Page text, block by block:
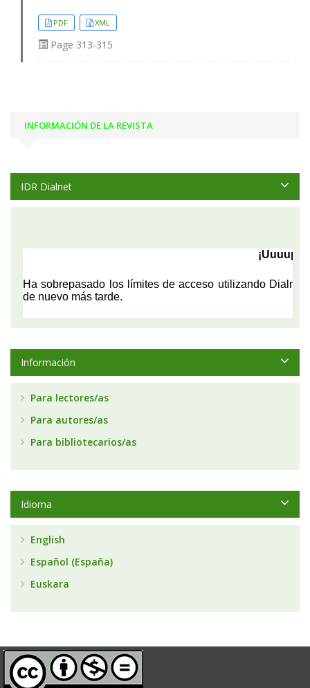
PDF XML
Page 313-315
INFORMACIÓN DE LA REVISTA
IDR Dialnet
Información
Para lectores/as
Para autores/as
Para bibliotecarios/as
Idioma
English
Español (España)
Euskara